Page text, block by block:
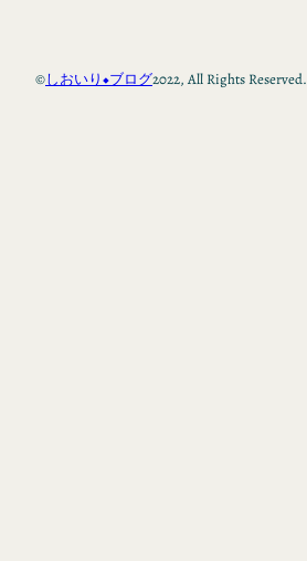
©しおいり◆ブログ2022, All Rights Reserved.